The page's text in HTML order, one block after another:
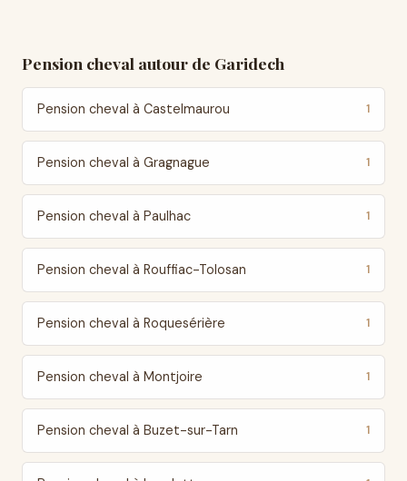
Pension cheval autour de Garidech
Pension cheval à Castelmaurou 1
Pension cheval à Gragnague 1
Pension cheval à Paulhac 1
Pension cheval à Rouffiac-Tolosan 1
Pension cheval à Roquesérière 1
Pension cheval à Montjoire 1
Pension cheval à Buzet-sur-Tarn 1